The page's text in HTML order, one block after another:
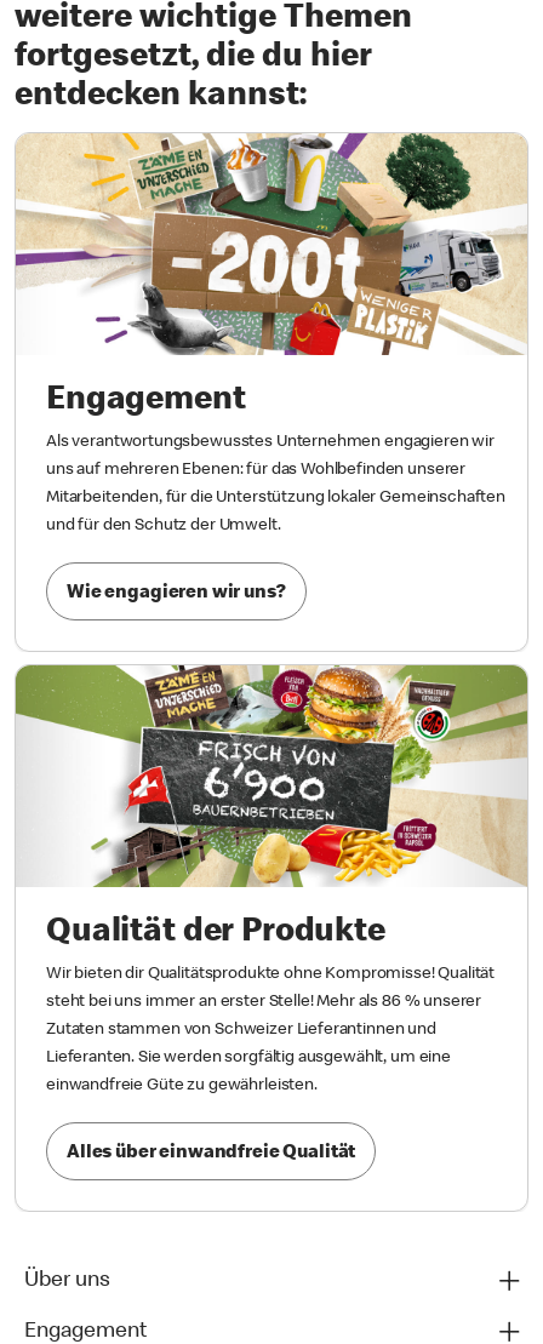
weitere wichtige Themen
fortgesetzt, die du hier
entdecken kannst:
Engagement
Als verantwortungsbewusstes Unternehmen engagieren wir
uns auf mehreren Ebenen: für das Wohlbefinden unserer
Mitarbeitenden, für die Unterstützung lokaler Gemeinschaften
und für den Schutz der Umwelt.
Wie engagieren wir uns?
Qualität der Produkte
Wir bieten dir Qualitätsprodukte ohne Kompromisse! Qualität
steht bei uns immer an erster Stelle! Mehr als 86 % unserer
Zutaten stammen von Schweizer Lieferantinnen und
Lieferanten. Sie werden sorgfältig ausgewählt, um eine
einwandfreie Güte zu gewährleisten.
Alles über einwandfreie Qualität
Über uns
Engagement